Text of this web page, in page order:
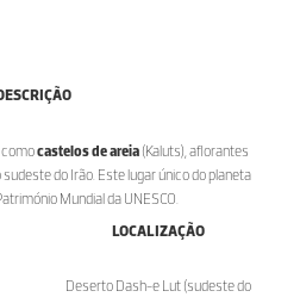
castelos de areia (Kaluts), aflorantes
do Irão. Este lugar único do planeta
Mundial da UNESCO.
LOCALIZAÇÃO
Deserto Dash-e Lut (sudeste do